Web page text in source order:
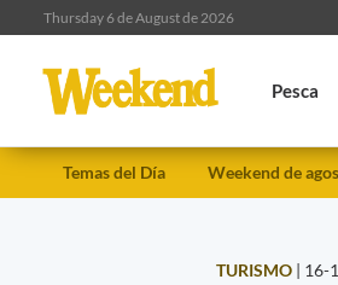
Thursday 6 de August de 2026
Pesca
Temas del Día Weekend de
TURISMO | 16-